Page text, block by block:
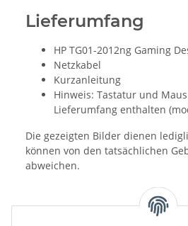
Lieferumfang
HP TG01-2012ng Gaming
Netzkabel
Kurzanleitung
Hinweis: Tastatur und
Lieferumfang enthalten
Die gezeigten Bilder dienen
können von den tatsächlichen
abweichen.